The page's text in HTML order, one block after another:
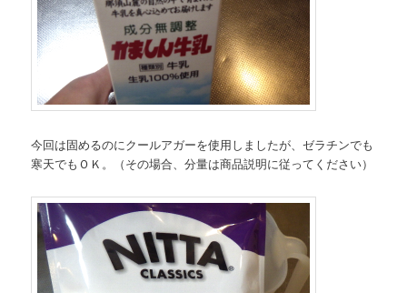
今回は固めるのにクールアガーを使用しましたが、ゼラチンでも
寒天でもＯＫ。（その場合、分量は商品説明に従ってください）